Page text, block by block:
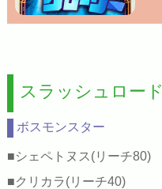
スラッシュロード
ボスモンスター
■シェペトヌス(リーチ80)
■クリカラ(リーチ40)